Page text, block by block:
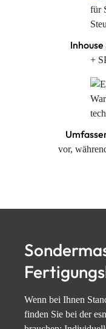
+
vor,
Wenn bei Ihnen
finden Sie bei der